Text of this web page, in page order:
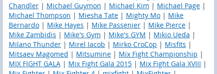
Chandler | Michael Guymon | Michael Kim | Michael Page |
Michael Thompson | Miesha Tate | Mighty Mo | Mike
Bernardo | Mike Hayes | Mike Passenier | Mike Pierce |
Mike Zambidis | Mike's Gym | Mike's GYM | Mikio Ueda |
Milano Thunder | Mirel Iacob | Mirko CroCop | Misfits |
Mitsaev Magomed | Mitsumine | Mix Fight Championship |
MIX FIGHT GALA | Mix Fight Gala 2015 | Mix Fight Gala XVIII |